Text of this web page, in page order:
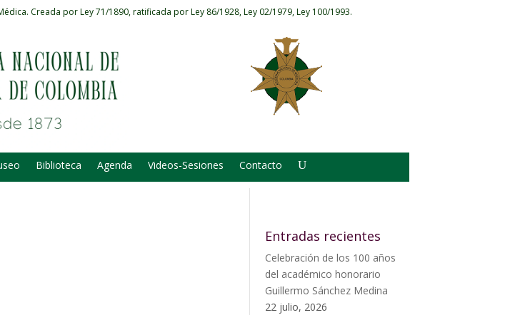
Creada por Ley 71/1890, ratificada por Ley 86/1928, Ley 02/1979, Ley 100/1993.
Biblioteca Agenda Videos-Sesiones Contacto
Entradas recientes
Celebración de los 100 años
del académico honorario
Guillermo Sánchez Medina
22 julio, 2026